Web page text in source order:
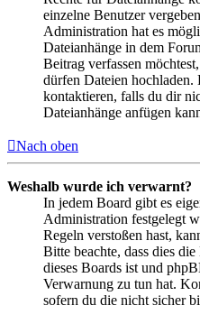
einzelne Benutzer
Administration hat es
Dateianhänge in dem
Beitrag verfassen
dürfen Dateien
kontaktieren, falls du dir
Dateianhänge anfügen
Nach oben
Weshalb wurde ich verwarnt?
In jedem Board gibt es
Administration festgelegt
Regeln verstoßen hast,
Bitte beachte, dass dies
dieses Boards ist und
Verwarnung zu tun hat.
sofern du die nicht sicher